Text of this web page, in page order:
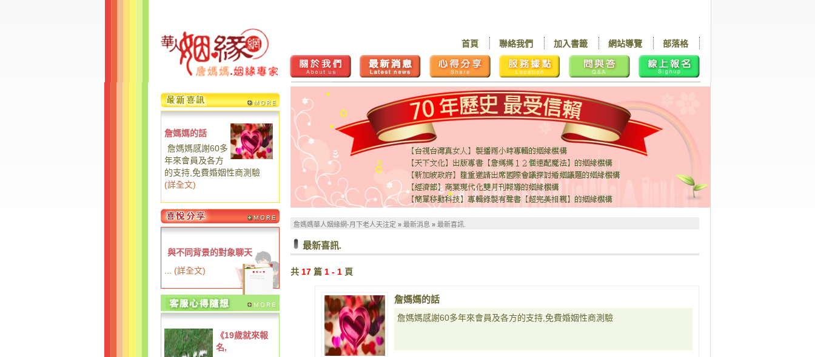
部落格
網站導覽
加入書籤
聯絡我們
首頁
詹媽媽的話
詹媽媽感謝60多
年來會員及各方
的支持,免費婚姻性商測驗
(詳全文)
與不同背景的對象聊天
(詳全文)
《19歲就來報
名,
詹媽媽華人姻緣網-月下老人天注定 » 最新消息 » 最新喜訊.
最新喜訊.
共 17 篇 1 - 1 頁
詹媽媽的話
詹媽媽感謝60多年來會員及各方的支持,免費婚姻性商測驗